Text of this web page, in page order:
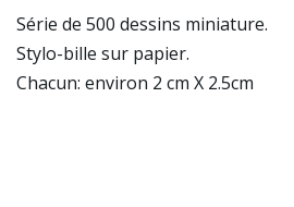
Série de 500 dessins miniature.
Stylo-bille sur papier.
Chacun: environ 2 cm X 2.5cm